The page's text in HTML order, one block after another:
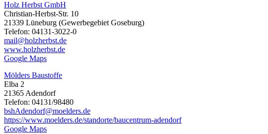
Holz Herbst GmbH
Christian-Herbst-Str. 10
21339 Lüneburg (Gewerbegebiet Goseburg)
Telefon: 04131-3022-0
mail@holzherbst.de
www.holzherbst.de
Google Maps
Mölders Baustoffe
Elba 2
21365 Adendorf
Telefon: 04131/98480
bshAdendorf@moelders.de
https://www.moelders.de/standorte/baucentrum-adendorf
Google Maps